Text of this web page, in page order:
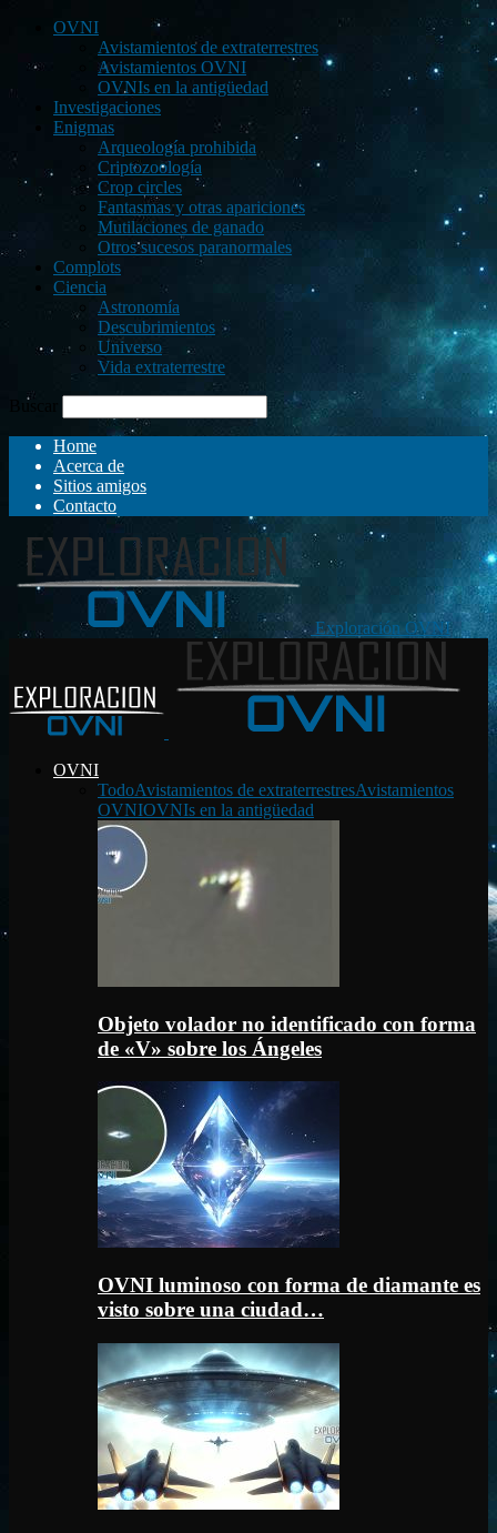
OVNI
Avistamientos de extraterrestres
Avistamientos OVNI
OVNIs en la antigüedad
Investigaciones
Enigmas
Arqueología prohibida
Criptozoología
Crop circles
Fantasmas y otras apariciones
Mutilaciones de ganado
Otros sucesos paranormales
Complots
Ciencia
Astronomía
Descubrimientos
Universo
Vida extraterrestre
Buscar
Home
Acerca de
Sitios amigos
Contacto
Exploración OVNI
OVNI
TodoAvistamientos de extraterrestresAvistamientos
OVNIOVNIs en la antigüedad
Objeto volador no identificado con forma
de «V» sobre los Ángeles
OVNI luminoso con forma de diamante es
visto sobre una ciudad…